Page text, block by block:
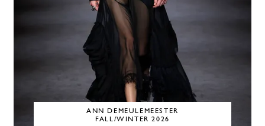
ANN DEMEULEMEESTER
FALL/WINTER 2026